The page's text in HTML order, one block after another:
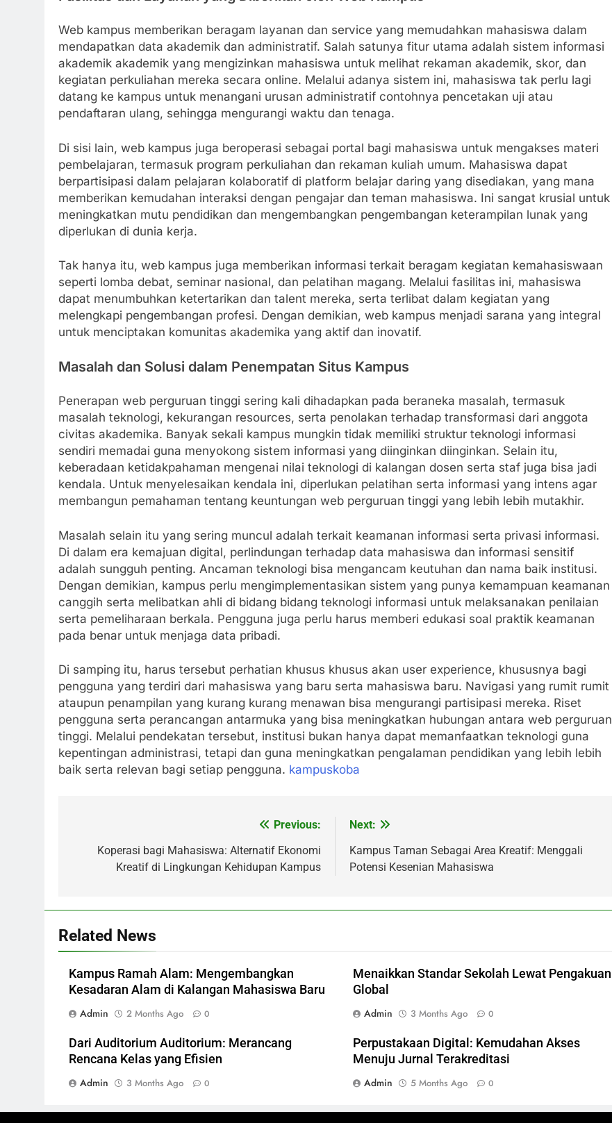
Web kampus memberikan beragam layanan dan service yang memudahkan mahasiswa dalam
mendapatkan data akademik dan administratif. Salah satunya fitur utama adalah sistem informasi
akademik akademik yang mengizinkan mahasiswa untuk melihat rekaman akademik, skor, dan
kegiatan perkuliahan mereka secara online. Melalui adanya sistem ini, mahasiswa tak perlu lagi
datang ke kampus untuk menangani urusan administratif contohnya pencetakan uji atau
pendaftaran ulang, sehingga mengurangi waktu dan tenaga.
Di sisi lain, web kampus juga beroperasi sebagai portal bagi mahasiswa untuk mengakses materi
pembelajaran, termasuk program perkuliahan dan rekaman kuliah umum. Mahasiswa dapat
berpartisipasi dalam pelajaran kolaboratif di platform belajar daring yang disediakan, yang mana
memberikan kemudahan interaksi dengan pengajar dan teman mahasiswa. Ini sangat krusial untuk
meningkatkan mutu pendidikan dan mengembangkan pengembangan keterampilan lunak yang
diperlukan di dunia kerja.
Tak hanya itu, web kampus juga memberikan informasi terkait beragam kegiatan kemahasiswaan
seperti lomba debat, seminar nasional, dan pelatihan magang. Melalui fasilitas ini, mahasiswa
dapat menumbuhkan ketertarikan dan talent mereka, serta terlibat dalam kegiatan yang
melengkapi pengembangan profesi. Dengan demikian, web kampus menjadi sarana yang integral
untuk menciptakan komunitas akademika yang aktif dan inovatif.
Masalah dan Solusi dalam Penempatan Situs Kampus
Penerapan web perguruan tinggi sering kali dihadapkan pada beraneka masalah, termasuk
masalah teknologi, kekurangan resources, serta penolakan terhadap transformasi dari anggota
civitas akademika. Banyak sekali kampus mungkin tidak memiliki struktur teknologi informasi
sendiri memadai guna menyokong sistem informasi yang diinginkan diinginkan. Selain itu,
keberadaan ketidakpahaman mengenai nilai teknologi di kalangan dosen serta staf juga bisa jadi
kendala. Untuk menyelesaikan kendala ini, diperlukan pelatihan serta informasi yang intens agar
membangun pemahaman tentang keuntungan web perguruan tinggi yang lebih lebih mutakhir.
Masalah selain itu yang sering muncul adalah terkait keamanan informasi serta privasi informasi.
Di dalam era kemajuan digital, perlindungan terhadap data mahasiswa dan informasi sensitif
adalah sungguh penting. Ancaman teknologi bisa mengancam keutuhan dan nama baik institusi.
Dengan demikian, kampus perlu mengimplementasikan sistem yang punya kemampuan keamanan
canggih serta melibatkan ahli di bidang bidang teknologi informasi untuk melaksanakan penilaian
serta pemeliharaan berkala. Pengguna juga perlu harus memberi edukasi soal praktik keamanan
pada benar untuk menjaga data pribadi.
Di samping itu, harus tersebut perhatian khusus khusus akan user experience, khususnya bagi
pengguna yang terdiri dari mahasiswa yang baru serta mahasiswa baru. Navigasi yang rumit rumit
ataupun penampilan yang kurang kurang menawan bisa mengurangi partisipasi mereka. Riset
pengguna serta perancangan antarmuka yang bisa meningkatkan hubungan antara web perguruan
tinggi. Melalui pendekatan tersebut, institusi bukan hanya dapat memanfaatkan teknologi guna
kepentingan administrasi, tetapi dan guna meningkatkan pengalaman pendidikan yang lebih lebih
baik serta relevan bagi setiap pengguna. kampuskoba
navigation
Previous:
Koperasi bagi Mahasiswa: Alternatif Ekonomi
Kreatif di Lingkungan Kehidupan Kampus
Next:
Kampus Taman Sebagai Area Kreatif: Menggali
Potensi Kesenian Mahasiswa
Related News
Kampus Ramah Alam: Mengembangkan
Kesadaran Alam di Kalangan Mahasiswa Baru
Admin
2 Months Ago 0
Menaikkan Standar Sekolah Lewat Pengakuan
Global
Admin
3 Months Ago 0
Dari Auditorium Auditorium: Merancang
Rencana Kelas yang Efisien
Admin
3 Months Ago 0
Perpustakaan Digital: Kemudahan Akses
Menuju Jurnal Terakreditasi
Admin
5 Months Ago 0